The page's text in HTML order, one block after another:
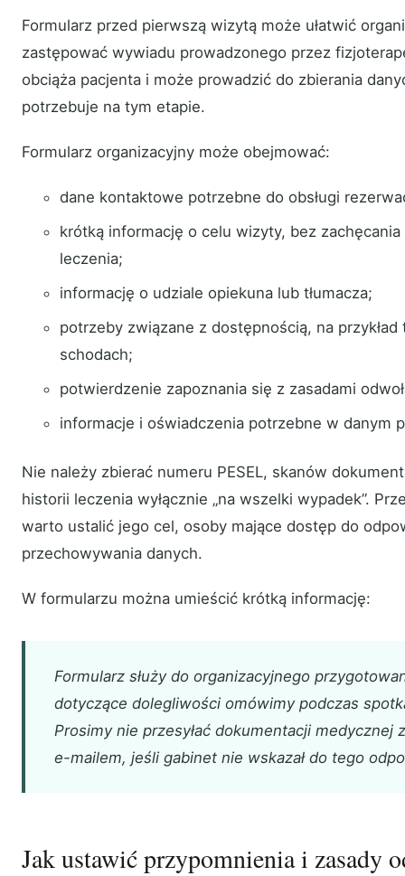
Formularz przed pierwszą wizytą może ułatwić
zastępować wywiadu prowadzonego przez
obciąża pacjenta i może prowadzić do zbierania
potrzebuje na tym etapie.
Formularz organizacyjny może obejmować:
dane kontaktowe potrzebne do obsługi
krótką informację o celu wizyty, bez zachęcania
leczenia;
informację o udziale opiekuna lub tłumacza;
potrzeby związane z dostępnością, na
schodach;
potwierdzenie zapoznania się z zasadami
informacje i oświadczenia potrzebne w danym
Nie należy zbierać numeru PESEL, skanów
historii leczenia wyłącznie „na wszelki wypadek”.
warto ustalić jego cel, osoby mające dostęp do
przechowywania danych.
W formularzu można umieścić krótką informację:
Formularz służy do organizacyjnego
dotyczące dolegliwości omówimy podczas
Prosimy nie przesyłać dokumentacji medycznej
e-mailem, jeśli gabinet nie wskazał do tego
Jak ustawić przypomnienia i zasady